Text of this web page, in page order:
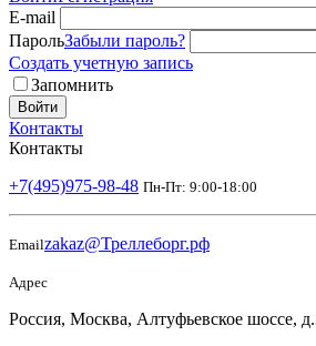
E-mail
ПарольЗабыли пароль?
Создать учетную запись
Запомнить
Войти
Контакты
Контакты
+7(495)975-98-48 Пн-Пт: 9:00-18:00
Emailzakaz@Треллеборг.рф
Адрес
Россия, Москва, Алтуфьевское шоссе,